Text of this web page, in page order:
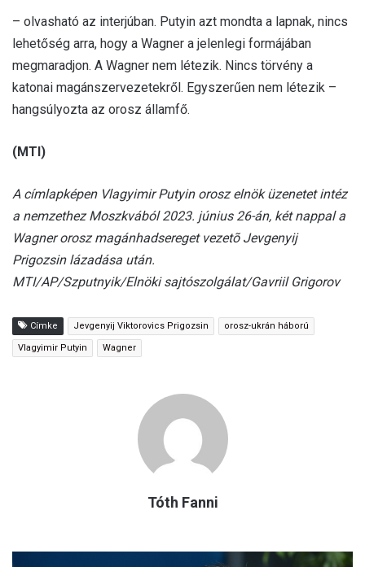
– olvasható az interjúban. Putyin azt mondta a lapnak, nincs
lehetőség arra, hogy a Wagner a jelenlegi formájában
megmaradjon. A Wagner nem létezik. Nincs törvény a
katonai magánszervezetekről. Egyszerűen nem létezik –
hangsúlyozta az orosz államfő.
(MTI)
A címlapképen Vlagyimir Putyin orosz elnök üzenetet intéz
a nemzethez Moszkvából 2023. június 26-án, két nappal a
Wagner orosz magánhadsereget vezetõ Jevgenyij
Prigozsin lázadása után.
MTI/AP/Szputnyik/Elnöki sajtószolgálat/Gavriil Grigorov
Címke Jevgenyij Viktorovics Prigozsin orosz-ukrán háború
Vlagyimir Putyin Wagner
Tóth Fanni